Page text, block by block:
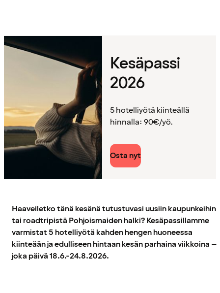
Kesäpassi
2026
5 hotelliyötä kiinteällä
hinnalla: 90€/yö.
Osta nyt
Haaveiletko tänä kesänä tutustuvasi uusiin kaupunkeihin
tai roadtripistä Pohjoismaiden halki? Kesäpassillamme
varmistat 5 hotelliyötä kahden hengen huoneessa
kiinteään ja edulliseen hintaan kesän parhaina viikkoina –
joka päivä 18.6.-24.8.2026.